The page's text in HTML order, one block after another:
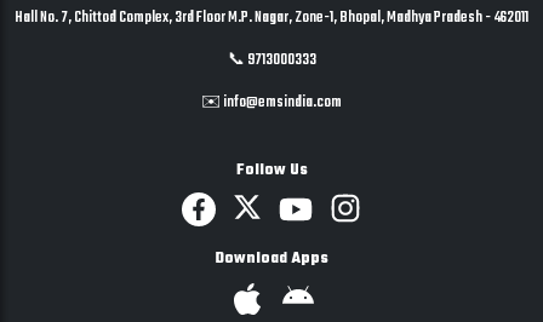
Hall No. 7, Chittod Complex, 3rd Floor M.P. Nagar, Zone-1, Bhopal, Madhya Pradesh - 462011
📞 9713000333
✉️ info@emsindia.com
Follow Us
Download Apps